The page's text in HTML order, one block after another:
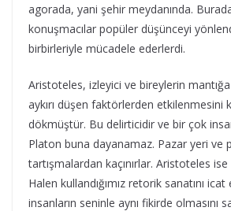
agorada, yani şehir meydanında.
konuşmacılar popüler düşünceyi
birbirleriyle mücadele ederlerdi.
Aristoteles, izleyici ve bireylerin
aykırı düşen faktörlerden etkilenmesini
dökmüştür. Bu delirticidir ve bir çok
Platon buna dayanamaz. Pazar yeri ve
tartışmalardan kaçınırlar. Aristoteles ise
Halen kullandığımız retorik sanatını
insanların seninle aynı fikirde olmasını